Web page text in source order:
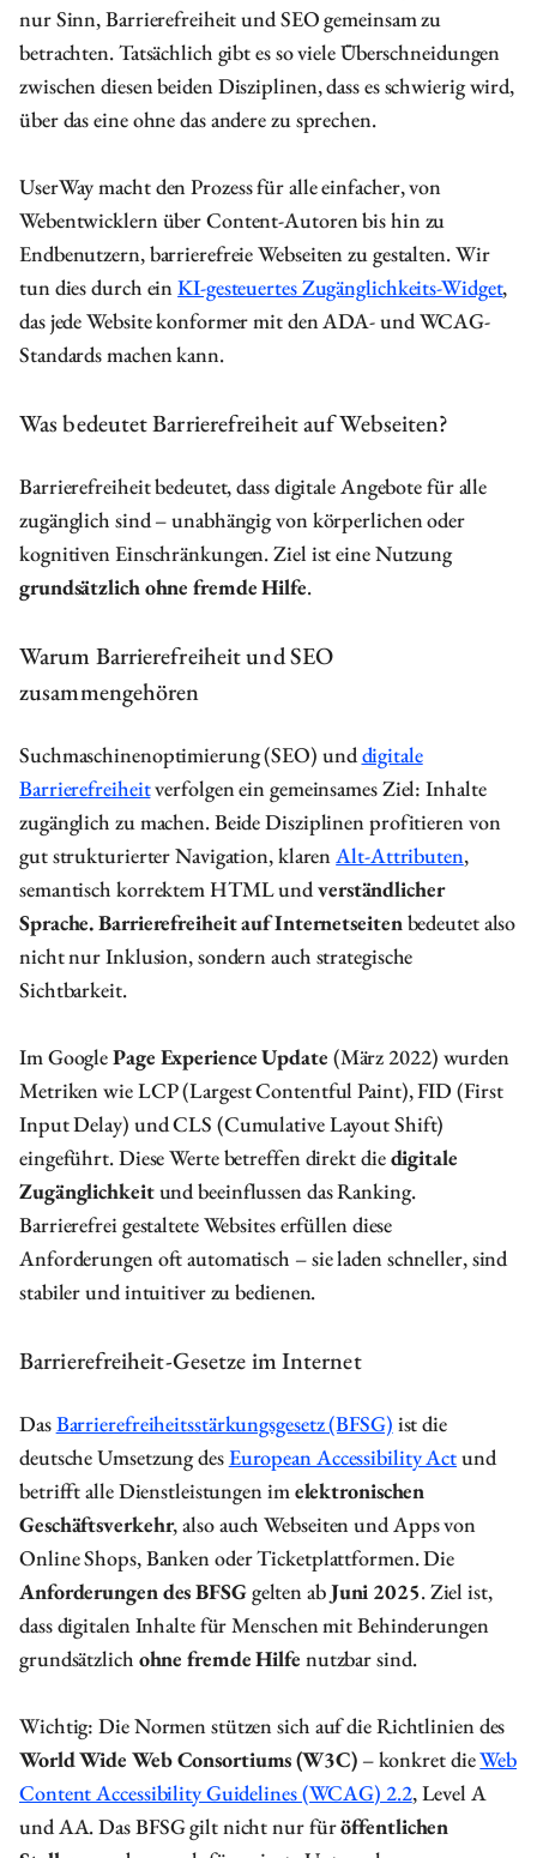
nur Sinn, Barrierefreiheit und SEO gemeinsam zu
betrachten. Tatsächlich gibt es so viele Überschneidungen
zwischen diesen beiden Disziplinen, dass es schwierig wird,
über das eine ohne das andere zu sprechen.
UserWay macht den Prozess für alle einfacher, von
Webentwicklern über Content-Autoren bis hin zu
Endbenutzern, barrierefreie Webseiten zu gestalten. Wir
tun dies durch einKI-gesteuertes Zugänglichkeits-Widget,
das jede Website konformer mit den ADA- und WCAG-
Standards machen kann.
Was bedeutet Barrierefreiheit auf Webseiten?
Barrierefreiheit bedeutet, dass digitale Angebote für alle
zugänglich sind – unabhängig von körperlichen oder
kognitiven Einschränkungen. Ziel ist eine Nutzung
grundsätzlich ohne fremde Hilfe.
Warum Barrierefreiheit und SEO
zusammengehören
Suchmaschinenoptimierung (SEO) unddigitale
Barrierefreiheitverfolgen ein gemeinsames Ziel: Inhalte
zugänglich zu machen. Beide Disziplinen profitieren von
gut strukturierter Navigation, klarenAlt-Attributen,
semantisch korrektem HTML undverständlicher
Sprache. Barrierefreiheit auf Internetseitenbedeutet also
nicht nur Inklusion, sondern auch strategische
Sichtbarkeit.
Im GooglePage Experience Update (März 2022) wurden
Metriken wie LCP (Largest Contentful Paint), FID (First
Input Delay) und CLS (Cumulative Layout Shift)
eingeführt. Diese Werte betreffen direkt diedigitale
Zugänglichkeitund beeinflussen das Ranking.
Barrierefrei gestaltete Websites erfüllen diese
Anforderungen oft automatisch – sie laden schneller, sind
stabiler und intuitiver zu bedienen.
Barrierefreiheit-Gesetze im Internet
DasBarrierefreiheitsstärkungsgesetz (BFSG) ist die
deutsche Umsetzung desEuropean Accessibility Actund
betrifft alle Dienstleistungen imelektronischen
Geschäftsverkehr, also auch Webseiten und Apps von
Online Shops, Banken oder Ticketplattformen. Die
Anforderungen des BFSGgelten abJuni 2025. Ziel ist,
dass digitalen Inhalte für Menschen mit Behinderungen
grundsätzlich ohne fremde Hilfe nutzbar sind.
Wichtig: Die Normen stützen sich auf die Richtlinien des
World Wide Web Consortiums (W3C)– konkret dieWeb
Content Accessibility Guidelines (WCAG) 2.2, Level A
und AA. Das BFSG gilt nicht nur füröffentlichen